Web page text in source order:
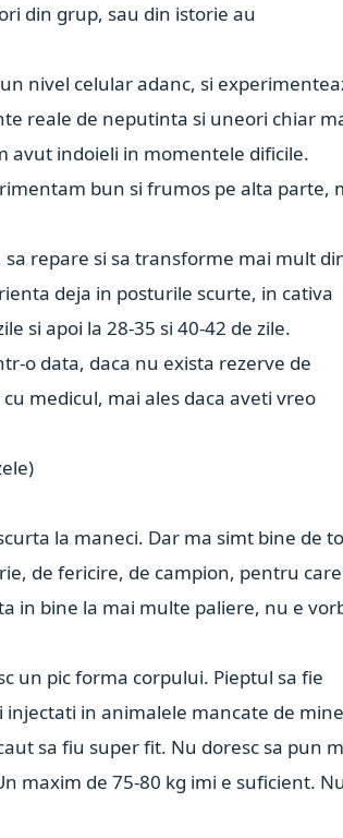
din grup, sau din istorie au
nivel celular adanc, si
reale de neputinta si uneori chiar
avut indoieli in momentele dificile.
bun si frumos pe alta parte,
repare si sa transforme mai mult
deja in posturile scurte, in cativa
si apoi la 28-35 si 40-42 de zile.
o data, daca nu exista rezerve de
medicul, mai ales daca aveti vreo
la maneci. Dar ma simt bine de
de fericire, de campion, pentru care
in bine la mai multe paliere, nu e
un pic forma corpului. Pieptul sa fie
in animalele mancate de mine
sa fiu super fit. Nu doresc sa pun
maxim de 75-80 kg imi e suficient. Nu